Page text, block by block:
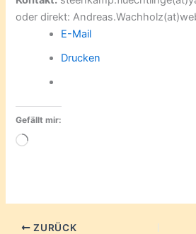
oder direkt:
E-Mail
Drucken
Gefällt mir:
Wird
ZURÜCK